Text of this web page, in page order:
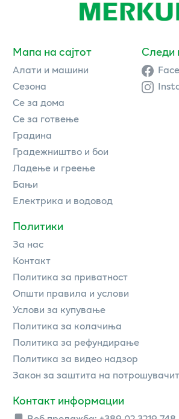
Мапа на сајтот
Алати и машини
Сезона
Се за дома
Се за готвење
Градина
Градежништво и бои
Ладење и греење
Бањи
Електрика и водовод
Политики
За нас
Контакт
Политика за приватност
Општи правила и услови
Услови за купување
Политика за колачиња
Политика за рефундирање
Политика за видео надзор
Закон за заштита на
Контакт информации
Следи